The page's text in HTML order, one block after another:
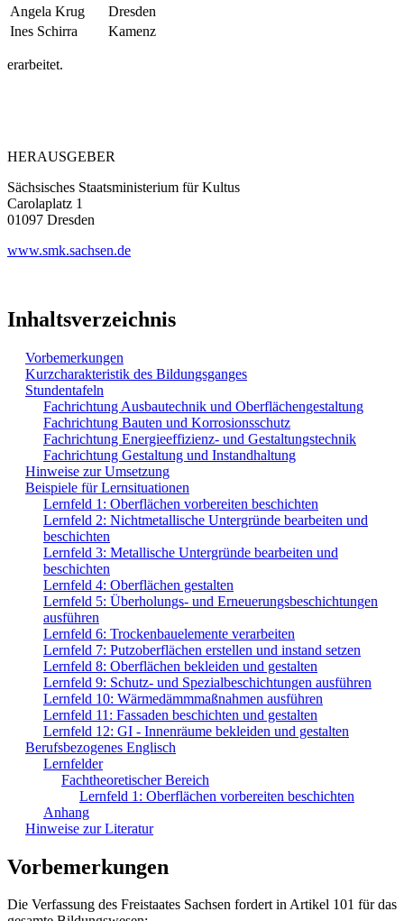
Angela Krug
Dresden
Ines Schirra
Kamenz
erarbeitet.
HERAUSGEBER
Sächsisches Staatsministerium für Kultus
Carolaplatz 1
01097 Dresden
www.smk.sachsen.de
Inhaltsverzeichnis
Vorbemerkungen
Kurzcharakteristik des Bildungsganges
Stundentafeln
Fachrichtung Ausbautechnik und Oberflächengestaltung
Fachrichtung Bauten und Korrosionsschutz
Fachrichtung Energieeffizienz- und Gestaltungstechnik
Fachrichtung Gestaltung und Instandhaltung
Hinweise zur Umsetzung
Beispiele für Lernsituationen
Lernfeld 1: Oberflächen vorbereiten beschichten
Lernfeld 2: Nichtmetallische Untergründe bearbeiten und
beschichten
Lernfeld 3: Metallische Untergründe bearbeiten und
beschichten
Lernfeld 4: Oberflächen gestalten
Lernfeld 5: Überholungs- und Erneuerungsbeschichtungen
ausführen
Lernfeld 6: Trockenbauelemente verarbeiten
Lernfeld 7: Putzoberflächen erstellen und instand setzen
Lernfeld 8: Oberflächen bekleiden und gestalten
Lernfeld 9: Schutz- und Spezialbeschichtungen ausführen
Lernfeld 10: Wärmedämmmaßnahmen ausführen
Lernfeld 11: Fassaden beschichten und gestalten
Lernfeld 12: GI - Innenräume bekleiden und gestalten
Berufsbezogenes Englisch
Lernfelder
Fachtheoretischer Bereich
Lernfeld 1: Oberflächen vorbereiten beschichten
Anhang
Hinweise zur Literatur
Vorbemerkungen
Die Verfassung des Freistaates Sachsen fordert in Artikel 101 für das